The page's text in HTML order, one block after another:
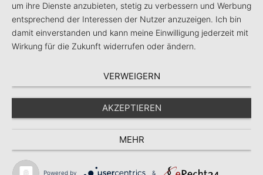
um ihre Dienste anzubieten, stetig zu verbessern und Werbung
entsprechend der Interessen der Nutzer anzuzeigen. Ich bin
damit einverstanden und kann meine Einwilligung jederzeit mit
Wirkung für die Zukunft widerrufen oder ändern.
VERWEIGERN
AKZEPTIEREN
MEHR
Powered by &